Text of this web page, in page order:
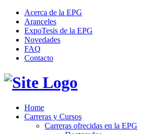
Acerca de la EPG
Aranceles
ExpoTesis de la EPG
Novedades
FAQ
Contacto
Home
Carreras y Cursos
Carreras ofrecidas en la EPG